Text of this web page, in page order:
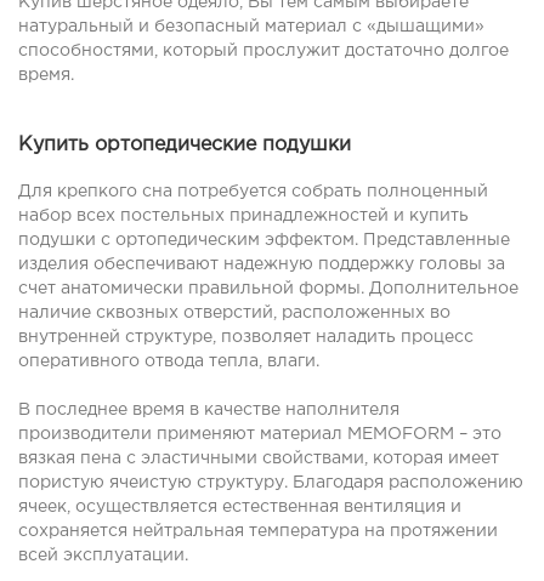
натуральный и безопасный материал с «дышащими»
способностями, который прослужит достаточно долгое
время.
Купить ортопедические подушки
Для крепкого сна потребуется собрать полноценный
набор всех постельных принадлежностей и купить
подушки с ортопедическим эффектом. Представленные
изделия обеспечивают надежную поддержку головы за
счет анатомически правильной формы. Дополнительное
наличие сквозных отверстий, расположенных во
внутренней структуре, позволяет наладить процесс
оперативного отвода тепла, влаги.
В последнее время в качестве наполнителя
производители применяют материал MEMOFORM – это
вязкая пена с эластичными свойствами, которая имеет
пористую ячеистую структуру. Благодаря расположению
ячеек, осуществляется естественная вентиляция и
сохраняется нейтральная температура на протяжении
всей эксплуатации.